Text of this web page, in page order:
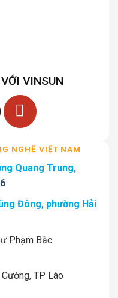
VINSUN
NGHỆ VIỆT NAM
Quang Trung,
Đông, phường Hải
Phạm Bắc
TP Lào